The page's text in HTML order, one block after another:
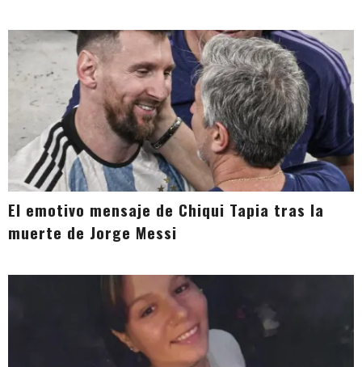
El emotivo mensaje de Chiqui Tapia tras la
muerte de Jorge Messi